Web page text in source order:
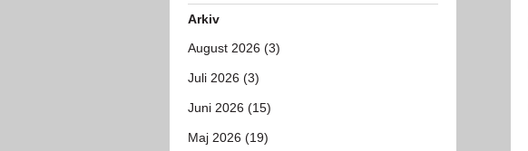
Arkiv
August 2026 (3)
Juli 2026 (3)
Juni 2026 (15)
Maj 2026 (19)